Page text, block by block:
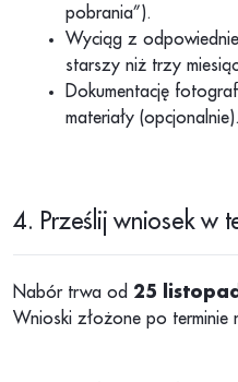
pobrania”).
Wyciąg z
starszy niż trzy
Dokumentację
materiały (opcjonalnie).
4. Prześlij wniosek w
Nabór trwa od 25
Wnioski złożone po terminie